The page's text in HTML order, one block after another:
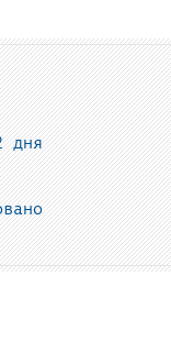
дня